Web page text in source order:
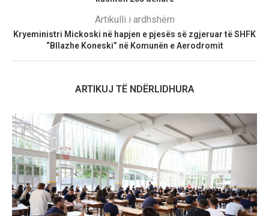
Artikulli i ardhshëm
Kryeministri Mickoski në hapjen e pjesës së zgjeruar të SHFK
“Bllazhe Koneski” në Komunën e Aerodromit
ARTIKUJ TË NDËRLIDHURA